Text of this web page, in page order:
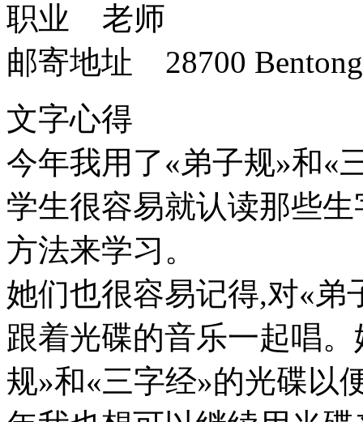
职业 老师
邮寄地址 28700 Bentong
文字心得
今年我用了«弟子规»和«
学生很容易就认读那些
方法来学习。
她们也很容易记得,对«弟
跟着光碟的音乐一起唱
规»和«三字经»的光碟以